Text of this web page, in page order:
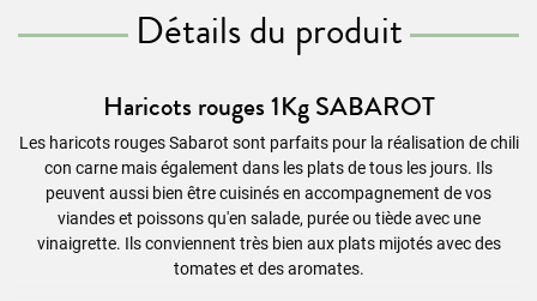
Détails du produit
Haricots rouges 1Kg SABAROT
Les haricots rouges Sabarot sont parfaits pour la réalisation de chili
con carne mais également dans les plats de tous les jours. Ils
peuvent aussi bien être cuisinés en accompagnement de vos
viandes et poissons qu'en salade, purée ou tiède avec une
vinaigrette. Ils conviennent très bien aux plats mijotés avec des
tomates et des aromates.